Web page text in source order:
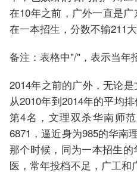
在10年之前，广外一直是
在一本招生，分数不输211大
备注：表格中"/"，表示当年
2014年之前的广外，无论是
从2010年到2014年的平均
第4名，文理双杀华南师
6871，逼近身为985的华南
那个时候，同为一本招生
医，常年投档不足，广工和